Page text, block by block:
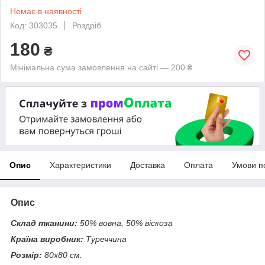
Немає в наявності
Код: 303035
Роздріб
180 ₴
Мінімальна сума замовлення на сайті — 200 ₴
Опис Характеристики Доставка Оплата Умови
Опис
Склад тканини: 50% вовна, 50% віскоза
Країна виробник: Туреччина
Розмір: 80х80 см.